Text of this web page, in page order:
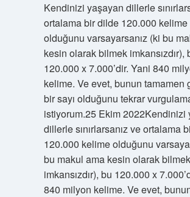
Kendinizi yaşayan dillerle
ortalama bir dilde 120.000 kelime
olduğunu varsayarsanız (ki bu
kesin olarak bilmek imkansızdır),
120.000 x 7.000’dir. Yani 840
kelime. Ve evet, bunun tamamen
bir sayı olduğunu tekrar
istiyorum.25 Ekim 2022Kendinizi
dillerle sınırlarsanız ve ortalama
120.000 kelime olduğunu
bu makul ama kesin olarak bilmek
imkansızdır), bu 120.000 x
840 milyon kelime. Ve evet,